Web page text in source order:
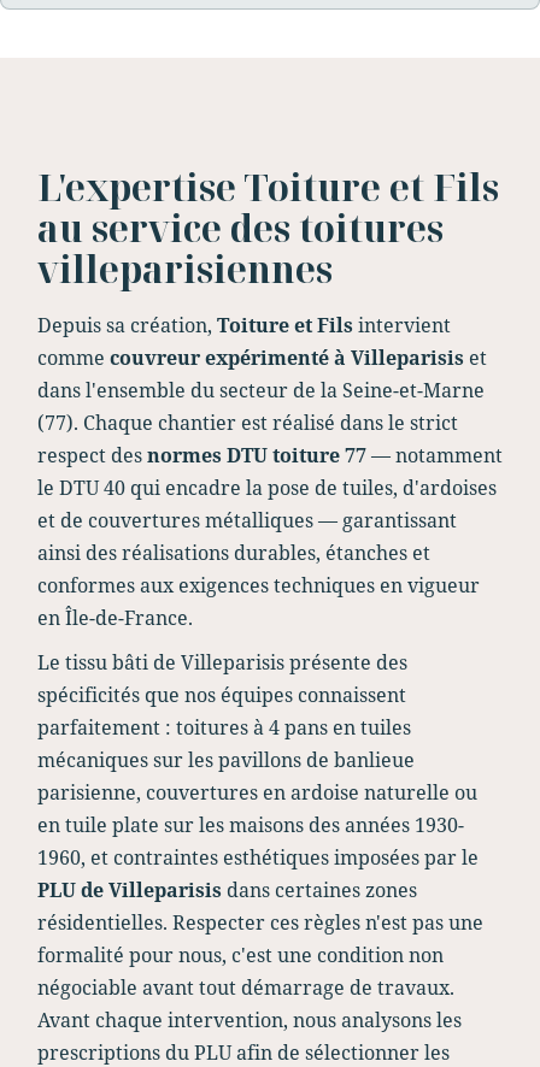
L'expertise Toiture et Fils
au service des toitures
villeparisiennes
Depuis sa création, Toiture et Fils intervient
comme couvreur expérimenté à Villeparisis et
dans l'ensemble du secteur de la Seine-et-Marne
(77). Chaque chantier est réalisé dans le strict
respect desnormes DTU toiture 77— notamment
le DTU 40 qui encadre la pose de tuiles, d'ardoises
et de couvertures métalliques — garantissant
ainsi des réalisations durables, étanches et
conformes aux exigences techniques en vigueur
en Île-de-France.
Le tissu bâti de Villeparisis présente des
spécificités que nos équipes connaissent
parfaitement : toitures à 4 pans en tuiles
mécaniques sur les pavillons de banlieue
parisienne, couvertures en ardoise naturelle ou
en tuile plate sur les maisons des années 1930-
1960, et contraintes esthétiques imposées par le
PLU de Villeparisis dans certaines zones
résidentielles. Respecter ces règles n'est pas une
formalité pour nous, c'est une condition non
négociable avant tout démarrage de travaux.
Avant chaque intervention, nous analysons les
prescriptions du PLU afin de sélectionner les